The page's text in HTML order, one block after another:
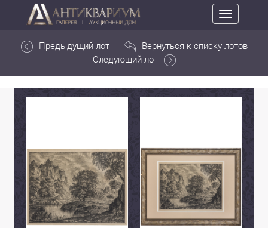
Toggle
navigation
Предыдущий лот
Вернуться к списку лотов
Следующий лот